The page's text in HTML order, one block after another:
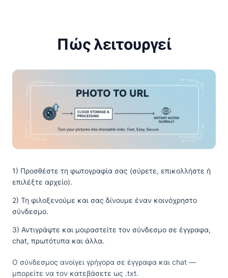
Πώς λειτουργεί
1) Προσθέστε τη φωτογραφία σας (σύρετε, επικολλήστε ή
επιλέξτε αρχείο).
2) Τη φιλοξενούμε και σας δίνουμε έναν κοινόχρηστο
σύνδεσμο.
3) Αντιγράψτε και μοιραστείτε τον σύνδεσμο σε έγγραφα,
chat, πρωτότυπα και άλλα.
Ο σύνδεσμος ανοίγει γρήγορα σε έγγραφα και chat —
μπορείτε να τον κατεβάσετε ως .txt.